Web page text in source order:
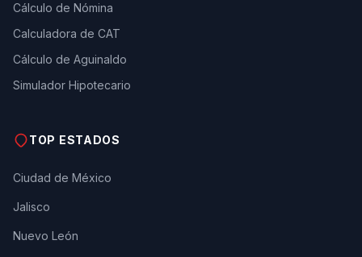
Cálculo de Nómina
Calculadora de CAT
Cálculo de Aguinaldo
Simulador Hipotecario
TOP ESTADOS
Ciudad de México
Jalisco
Nuevo León